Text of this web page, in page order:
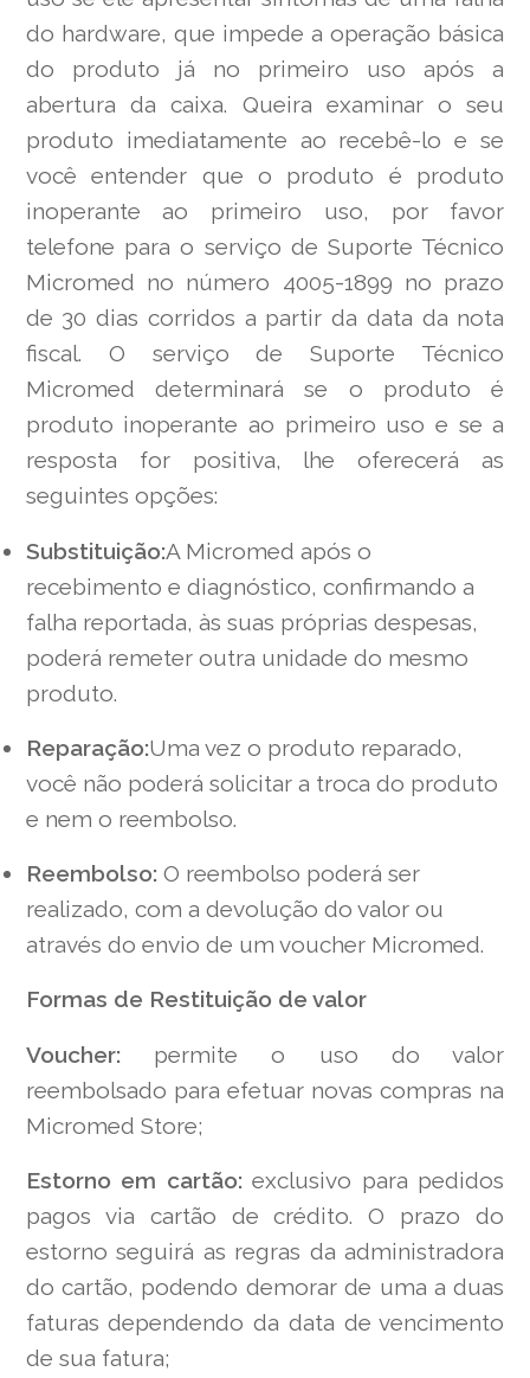
do hardware, que impede a operação básica
do produto já no primeiro uso após a
abertura da caixa. Queira examinar o seu
produto imediatamente ao recebê-lo e se
você entender que o produto é produto
inoperante ao primeiro uso, por favor
telefone para o serviço de Suporte Técnico
Micromed no número 4005-1899 no prazo
de 30 dias corridos a partir da data da nota
fiscal. O serviço de Suporte Técnico
Micromed determinará se o produto é
produto inoperante ao primeiro uso e se a
resposta for positiva, lhe oferecerá as
seguintes opções:
Substituição:A Micromed após o
recebimento e diagnóstico, confirmando a
falha reportada, às suas próprias despesas,
poderá remeter outra unidade do mesmo
produto.
Reparação:Uma vez o produto reparado,
você não poderá solicitar a troca do produto
e nem o reembolso.
Reembolso:O reembolso poderá ser
realizado, com a devolução do valor ou
através do envio de um voucher Micromed.
Formas de Restituição de valor
Voucher:permite o uso do valor
reembolsado para efetuar novas compras na
Micromed Store;
Estorno em cartão:exclusivo para pedidos
pagos via cartão de crédito. O prazo do
estorno seguirá as regras da administradora
do cartão, podendo demorar de uma a duas
faturas dependendo da data de vencimento
de sua fatura;